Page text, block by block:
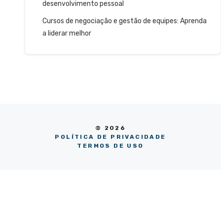
desenvolvimento pessoal
Cursos de negociação e gestão de equipes: Aprenda
a liderar melhor
© 2026
POLÍTICA DE PRIVACIDADE
TERMOS DE USO